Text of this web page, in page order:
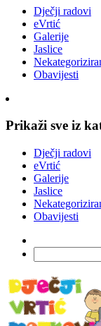
Dječji radovi
eVrtić
Galerije
Jaslice
Obavijesti
Prikaži sve iz
Dječji radovi
eVrtić
Galerije
Jaslice
Obavijesti